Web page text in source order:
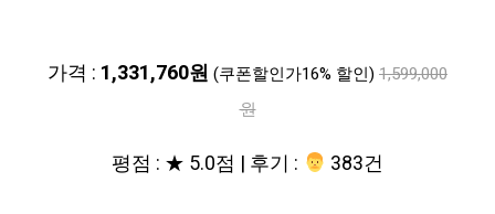
가격 : 1,331,760원 (쿠폰할인가16% 할인) 1,599,000
원
평점 : ★ 5.0점 | 후기 : ‍‍ 383건